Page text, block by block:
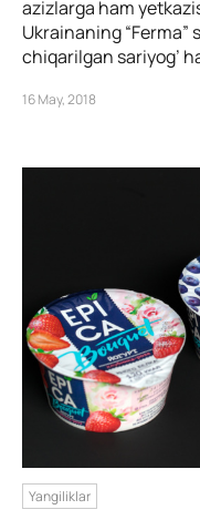
azizlarga ham
Ukrainaning
chiqarilgan sariyog’
16 May, 2018
Yangiliklar